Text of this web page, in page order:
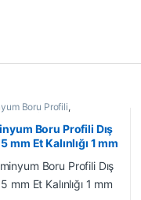
Boru Profili,
Profil
ÜrünlerBoru Profili Dış
mm Et Kalınlığı 1 mm